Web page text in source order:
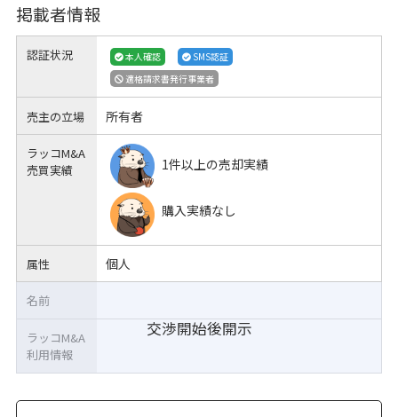
掲載者情報
認証状況 本人確認
SMS認証
適格請求書発行事業者
売主の立場 所有者
ラッコM&A
売買実績
1件以上の売却実績
購入実績なし
属性 個人
交渉開始後開示
名前
ラッコM&A
利用情報